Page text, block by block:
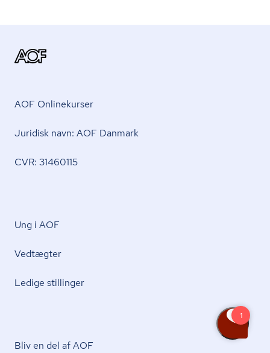
AOF Onlinekurser
Juridisk navn: AOF Danmark
CVR: 31460115
Ung i AOF
Vedtægter
Ledige stillinger
Bliv en del af AOF